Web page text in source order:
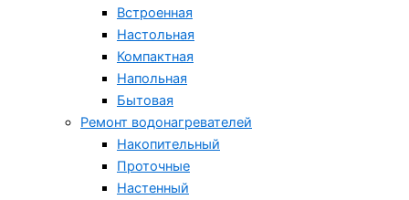
Встроенная
Настольная
Компактная
Напольная
Бытовая
Ремонт водонагревателей
Накопительный
Проточные
Настенный